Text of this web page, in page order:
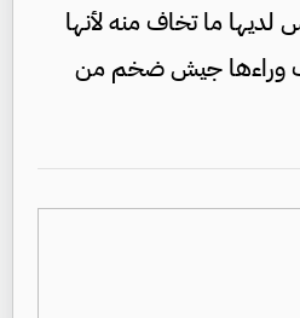
لديها ما تخاف منه لأنها
وراءها جيش ضخم من